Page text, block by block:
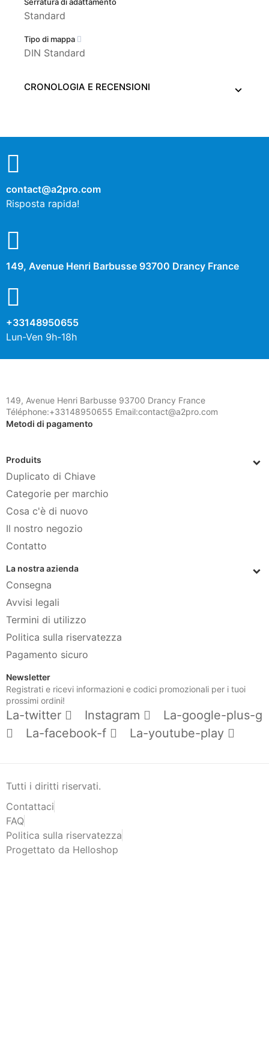
Serratura di adattamento
Standard
Tipo di mappa
DIN Standard
CRONOLOGIA E RECENSIONI
contact@a2pro.com
Risposta rapida!
149, Avenue Henri Barbusse 93700 Drancy France
+33148950655
Lun-Ven 9h-18h
149, Avenue Henri Barbusse 93700 Drancy France
Téléphone:+33148950655 Email:contact@a2pro.com
Metodi di pagamento
Produits
Duplicato di Chiave
Categorie per marchio
Cosa c'è di nuovo
Il nostro negozio
Contatto
La nostra azienda
Consegna
Avvisi legali
Termini di utilizzo
Politica sulla riservatezza
Pagamento sicuro
Newsletter
Registrati e ricevi informazioni e codici promozionali per i tuoi
prossimi ordini!
La-twitter Instagram
La-google-plus-g
La-facebook-f
La-youtube-play
Tutti i diritti riservati.
Contattaci
FAQ
Politica sulla riservatezza
Progettato da Helloshop